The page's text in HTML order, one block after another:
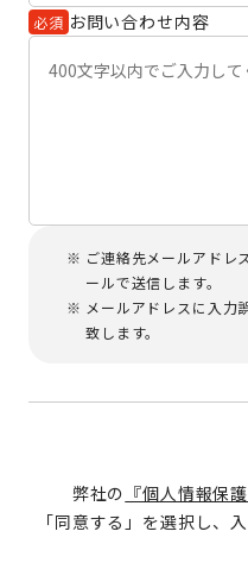
必須 お問い合わせ内容
ご連絡先メールアドレ
ールで送信します。
メールアドレスに入力
致します。
弊社の 『個人情報保
「同意する」を選択し、